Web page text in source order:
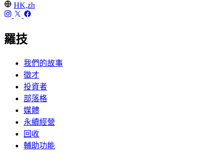
HK,zh
羅技
我們的故事
徵才
投資者
部落格
媒體
永續經營
回收
輔助功能